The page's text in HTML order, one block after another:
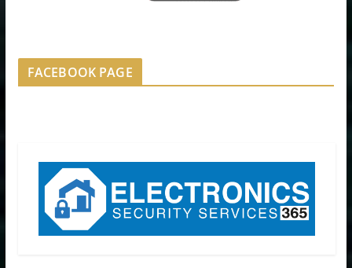
FACEBOOK PAGE